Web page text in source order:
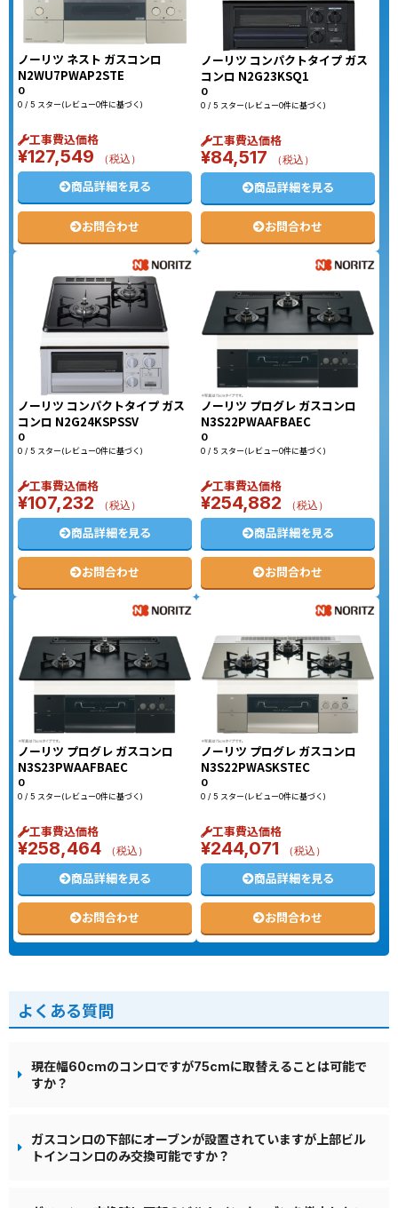
ノーリツ ネスト ガスコンロ
N2WU7PWAP2STE
0
0 / 5 スター(レビュー0件に基づく)
工事費込価格
¥127,549 （税込）
商品詳細を見る
お問合わせ
ノーリツ コンパクトタイプ ガス
コンロ N2G23KSQ1
0
0 / 5 スター(レビュー0件に基づく)
工事費込価格
¥84,517 （税込）
商品詳細を見る
お問合わせ
ノーリツ コンパクトタイプ ガス
コンロ N2G24KSPSSV
0
0 / 5 スター(レビュー0件に基づく)
工事費込価格
¥107,232 （税込）
商品詳細を見る
お問合わせ
ノーリツ プログレ ガスコンロ
N3S22PWAAFBAEC
0
0 / 5 スター(レビュー0件に基づく)
工事費込価格
¥254,882 （税込）
商品詳細を見る
お問合わせ
ノーリツ プログレ ガスコンロ
N3S23PWAAFBAEC
0
0 / 5 スター(レビュー0件に基づく)
工事費込価格
¥258,464 （税込）
商品詳細を見る
お問合わせ
ノーリツ プログレ ガスコンロ
N3S22PWASKSTEC
0
0 / 5 スター(レビュー0件に基づく)
工事費込価格
¥244,071 （税込）
商品詳細を見る
お問合わせ
よくある質問
現在幅60cmのコンロですが75cmに取替えることは可能で
すか？
ガスコンロの下部にオーブンが設置されていますが上部ビル
トインコンロのみ交換可能ですか？